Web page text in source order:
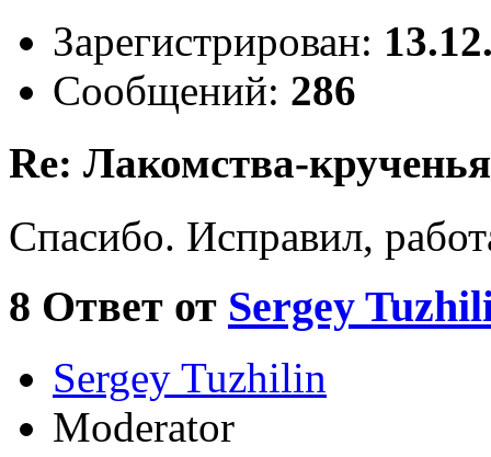
Зарегистрирован:
Сообщений: 286
Re: Лакомства-крученья
Спасибо. Исправил,
8 Ответ от Sergey
Sergey Tuzhilin
Moderator